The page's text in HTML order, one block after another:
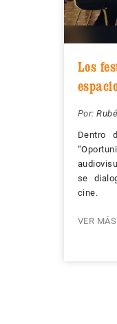
Los
Por:
Dentro
se
cine.
VER MÁS